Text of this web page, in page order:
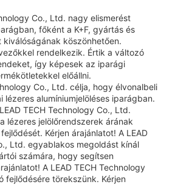
Co., Ltd. nagy elismerést
főként a K+F, gyártás és
köszönhetően.
rendelkezik. Értik a változó
így képesek az iparági
előállni.
Co., Ltd. célja, hogy élvonalbeli
lézeres alumíniumjelöléses iparágban.
TECH Technology Co., Ltd.
lézeres jelölőrendszerek árának
Kérjen árajánlatot! A LEAD
Ltd. egyablakos megoldást kínál
számára, hogy segítsen
A LEAD TECH Technology
fejlődésére törekszünk. Kérjen